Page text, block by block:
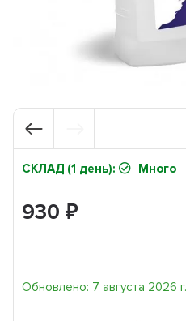
СКЛАД (1 день): Много
930₽
Обновлено: 7 августа 2026 г.